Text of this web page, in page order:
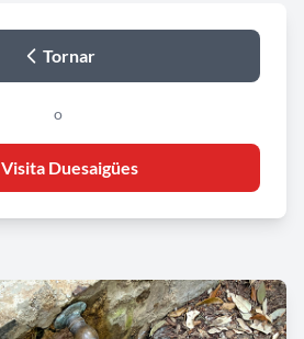
Tornar
o
Visita Duesaigües